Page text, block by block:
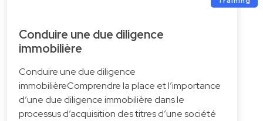
Conduire une due diligence
immobilière
Conduire une due diligence
immobilièreComprendre la place et l’importance
d’une due diligence immobilière dans le
processus d’acquisition des titres d’une société